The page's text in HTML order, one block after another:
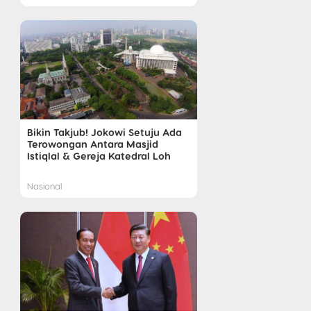
Bikin Takjub! Jokowi Setuju Ada
Terowongan Antara Masjid
Istiqlal & Gereja Katedral Loh
Nasional